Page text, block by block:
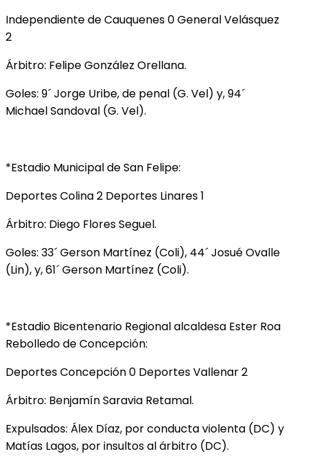
Independiente de Cauquenes 0 General Velásquez
2
Árbitro: Felipe González Orellana.
Goles: 9´ Jorge Uribe, de penal (G. Vel) y, 94´
Michael Sandoval (G. Vel).
*Estadio Municipal de San Felipe:
Deportes Colina 2 Deportes Linares 1
Árbitro: Diego Flores Seguel.
Goles: 33´ Gerson Martínez (Coli), 44´ Josué Ovalle
(Lin), y, 61´ Gerson Martínez (Coli).
*Estadio Bicentenario Regional alcaldesa Ester Roa
Rebolledo de Concepción:
Deportes Concepción 0 Deportes Vallenar 2
Árbitro: Benjamín Saravia Retamal.
Expulsados: Álex Díaz, por conducta violenta (DC) y
Matías Lagos, por insultos al árbitro (DC).